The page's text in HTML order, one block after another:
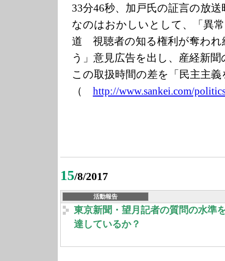
33分46秒、加戸氏の証言の放
なのはおかしいとして、「異
道 視聴者の知る権利が奪われ
う」意見広告を出し、産経新
この取扱時間の差を「民主主
（ http://www.sankei.com/
15/8/2017
活動報告
東京新聞・望月記者の質問の水準
達しているか？